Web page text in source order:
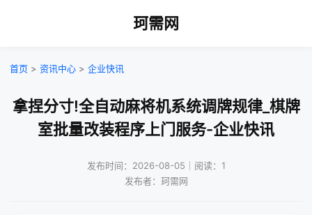
珂需网
首页 > 资讯中心 > 企业快讯
拿捏分寸!全自动麻将机系统调牌规律_棋牌
室批量改装程序上门服务-企业快讯
发布时间：2026-08-05｜阅读：1
发布者：珂需网